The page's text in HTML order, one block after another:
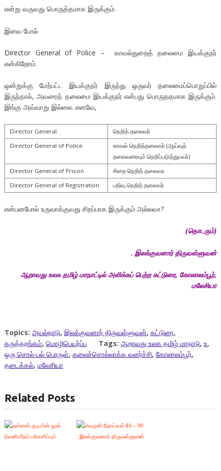
என்று வருவது பொருத்தமாக இருக்கும்.
இவை போல்
Director General of Police – காவல்துறைத் தலைமை இயக்குநர்
என்கிறோம்.
ஒன்றுக்கு மேற்பட்ட இயக்குநர் இருந்து ஒருவர் தலைமைப்பொறுப்பில்
இருந்தால், அவரைத் தலைமை இயக்குநர் என்பது பொருததமாக இருக்கும்.
இங்கு அவ்வாறு இல்லை. எனவே,
Director General
நெறித் தலைவர்
Director General of Police
காவல் நெறித்தலைவர் (ஆய்வுத்
தலைவரையும் நெறிப்படுத்துபவர்)
Director General of Prison
சிறை நெறித் தலைவர
Director General of Registration
பதிவு நெறித் தலைவர்
என்பனபோல் உருவாக்குவது சிறப்பாக இருக்கும் அல்லவா?
(தொடரும்)
.இலக்குவனார் திருவள்ளுவன்
ஆறாவது உலக தமிழ் மாநாட்டில் அளிக்கப் பெற்ற கட்டுரை, கோலாலம்பூர்,
மலேசியா
Topics: அயல்நாடு, இலக்குவனார் திருவள்ளுவன், கட்டுரை,
கருத்தரங்கம், மொழிபெயர்ப்பு Tags: ஆறாவது உலக தமிழ் மாநாடு, உ,
ஒரு சொல்-பல் பொருள், கலைச்சொல்லாக்க வளர்ச்சி, கோலாலம்பூர்,
தடைக்கல், மலேசியா
Related Posts